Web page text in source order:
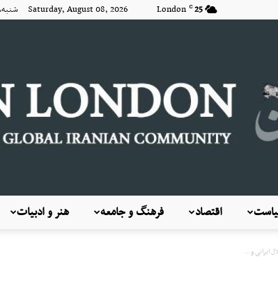
25
C
London Saturday, August 08, 2026 شنبه, ۱۷ مرداد ۱۴۰۵
هنر و ادبیات فرهنگ و جامعه اقتصاد
ایرانی و...